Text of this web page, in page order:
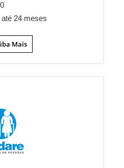
até 24 meses
Mais